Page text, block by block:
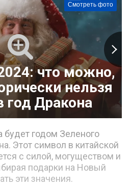
Смотреть фото
что можно,
нельзя
год Дракона
будет годом Зеленого
Этот символ в китайской
с силой, могуществом и
подарки на Новый
эти значения.